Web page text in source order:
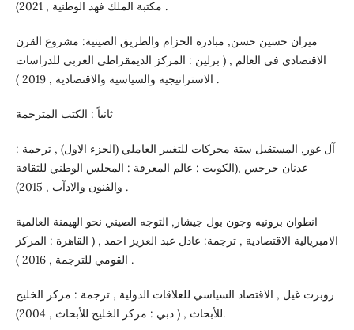
مكتبة الملك فهد الوطنية , 2021) .
ميران حسين حسن, مبادرة الحزام والطريق الصينية: مشروع القرن
الاقتصادي في العالم , ( برلين : المركز الديمقراطي العربي للدراسات
الاستراتيجية والسياسية والاقتصادية , 2019 ) .
ثانياً : الكتب المترجمة
آل غور, المستقبل ستة محركات للتغيير العاملي (الجزء الاول) , ترجمة :
عدنان جرجس ,(الكويت : عالم المعرفة : المجلس الوطني للثقافة
والفنون والادآب , 2015) .
انطوان برونيه وجون بول جيشار, التوجه الصيني نحو الهيمنة العالمية
الامبريالية الاقتصادية , ترجمة: عادل عبد العزيز احمد , ( القاهرة : المركز
القومي للترجمة , 2016 ) .
روبرت غيل , الاقتصاد السياسي للعلاقات الدولية , ترجمة : مركز الخليج
للأبحاث , ( دبي : مركز الخليج للأبحاث , 2004).